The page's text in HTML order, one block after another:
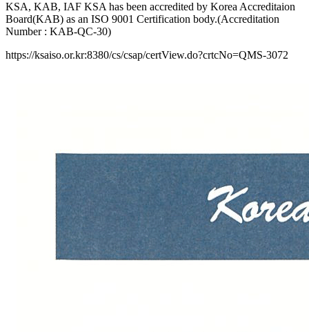
KSA, KAB, IAF KSA has been accredited by Korea Accreditaion
Board(KAB) as an ISO 9001 Certification body.(Accreditation
Number : KAB-QC-30)
https://ksaiso.or.kr:8380/cs/csap/certView.do?crtcNo=QMS-3072